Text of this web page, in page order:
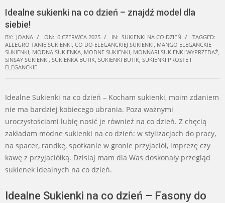
Idealne sukienki na co dzień – znajdź model dla
siebie!
BY: JOANA ON: 6 CZERWCA 2025 IN: SUKIENKI NA CO DZIEŃ
TAGGED:
ALLEGRO TANIE SUKIENKI, CO DO ELEGANCKIEJ SUKIENKI, MANGO ELEGANCKIE
SUKIENKI, MODNA SUKIENKA, MODNE SUKIENKI, MONNARI SUKIENKI WYPRZEDAŻ,
SINSAY SUKIENKI, SUKIENKA BUTIK, SUKIENKI BUTIK, SUKIENKI PROSTE I
ELEGANCKIE
Idealne Sukienki na co dzień – Kocham sukienki, moim zdaniem
nie ma bardziej kobiecego ubrania. Poza ważnymi
uroczystościami lubię nosić je również na co dzień. Z chęcią
zakładam modne sukienki na co dzień: w stylizacjach do pracy,
na spacer, randkę, spotkanie w gronie przyjaciół, imprezę czy
kawę z przyjaciółką. Dzisiaj mam dla Was doskonały przegląd
sukienek idealnych na co dzień.
Idealne Sukienki na co dzień – Fasony do